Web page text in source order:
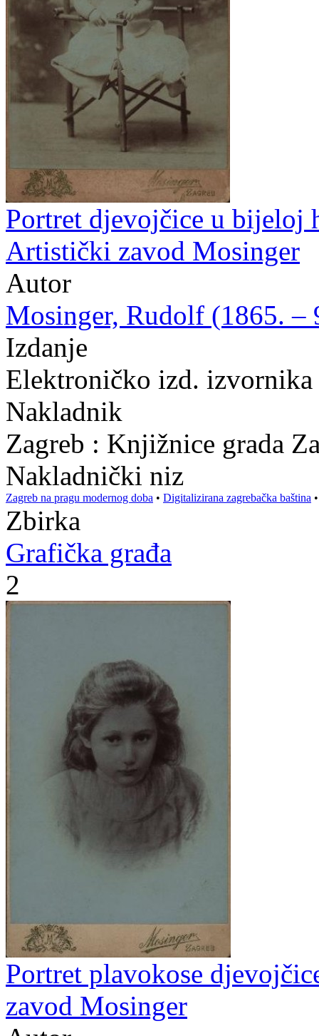
Portret djevojčice u
Artistički zavod Mosinger
Autor
Mosinger, Rudolf (1865. –
Izdanje
Elektroničko izd. izvornika
Nakladnik
Zagreb : Knjižnice grada
Nakladnički niz
Zagreb na pragu modernog doba • Digitalizirana zagrebačka baština
Zbirka
Grafička građa
2
Portret plavokose
zavod Mosinger